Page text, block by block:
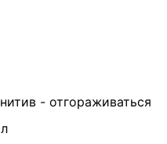
- отгораживаться